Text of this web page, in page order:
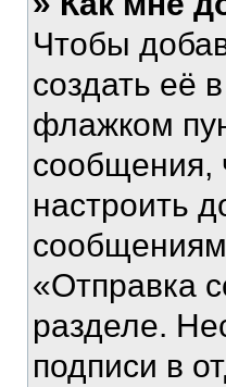
Чтобы
создать её
флажком
сообщения,
настроить
«Отправка
разделе.
подписи в